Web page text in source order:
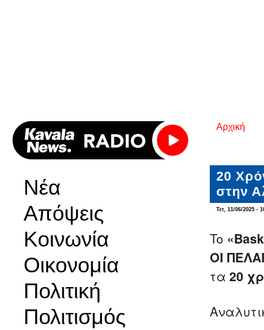
Νέα
Απόψεις
Κοινωνία
Οικονομία
Πολιτική
Πολιτισμός
Είστε
Αρχική
20
στην
Τετ, 11/06/2025 -
To
ΟΙ
τα 20